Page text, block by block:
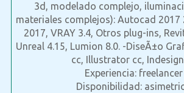
3d, modelado complejo,
materiales complejos): Autocad 2017
2017, VRAY 3.4, Otros plug-ins,
Unreal 4.15, Lumion 8.0. -DiseÃ±o
cc, Illustrator cc,
Experiencia: freelancer
Disponibilidad: